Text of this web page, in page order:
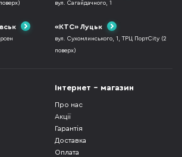
вул. Сагайдачного, 1
«КТС» Луцьк
вул. Сухомлинського, 1, ТРЦ ПортCity (2
поверх)
Інтернет - магазин
Про нас
Акції
Гарантія
Доставка
Оплата